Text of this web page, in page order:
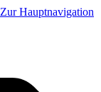
Zur Hauptnavigation